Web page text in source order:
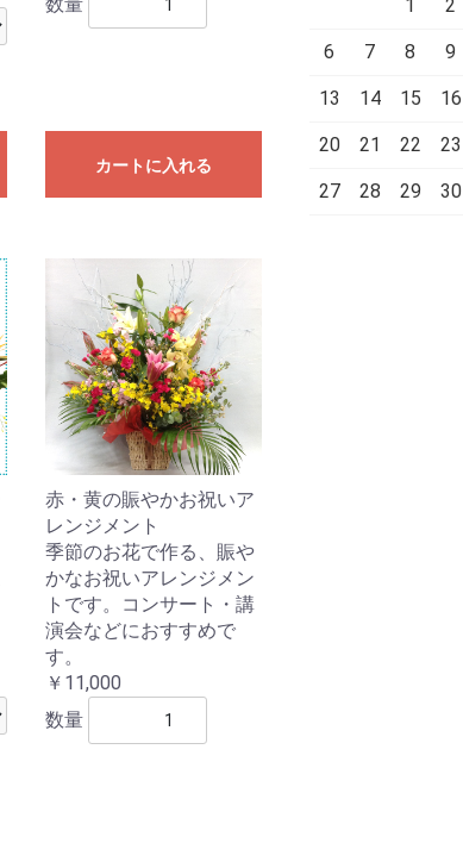
カートに入れる
赤・黄の賑やかお祝いア
レンジメント
季節のお花で作る、賑や
かなお祝いアレンジメン
トです。コンサート・講
演会などにおすすめで
す。
￥11,000
数量
1 2
6 7 8 9
13 14 15 16
20 21 22 23
27 28 29 30